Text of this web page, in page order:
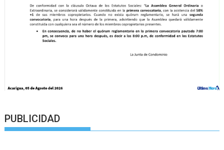
PUBLICIDAD